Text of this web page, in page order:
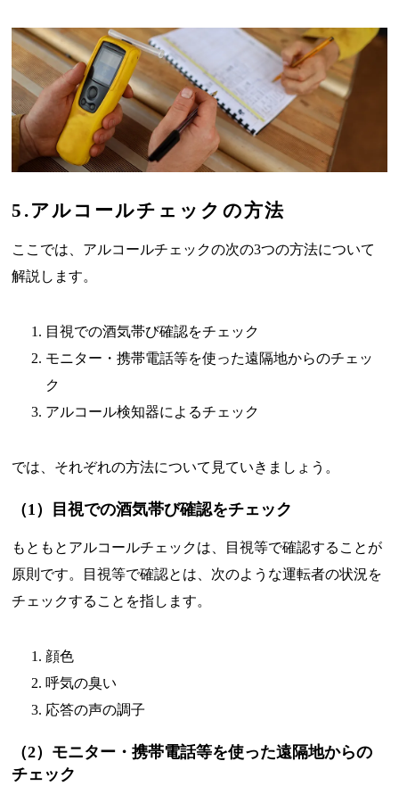
5.アルコールチェックの方法
ここでは、アルコールチェックの次の3つの方法について
解説します。
目視での酒気帯び確認をチェック
モニター・携帯電話等を使った遠隔地からのチェッ
ク
アルコール検知器によるチェック
では、それぞれの方法について見ていきましょう。
（1）目視での酒気帯び確認をチェック
もともとアルコールチェックは、目視等で確認することが
原則です。目視等で確認とは、次のような運転者の状況を
チェックすることを指します。
顔色
呼気の臭い
応答の声の調子
（2）モニター・携帯電話等を使った遠隔地からの
チェック